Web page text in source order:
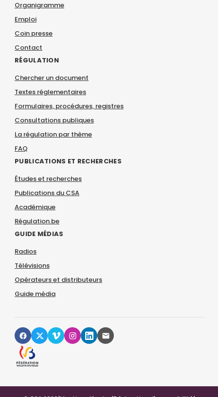
Organigramme
Emploi
Coin presse
Contact
RÉGULATION
Chercher un document
Textes réglementaires
Formulaires, procédures, registres
Consultations publiques
La régulation par thème
FAQ
PUBLICATIONS ET RECHERCHES
Études et recherches
Publications du CSA
Académique
Régulation.be
GUIDE MÉDIAS
Radios
Télévisions
Opérateurs et distributeurs
Guide média